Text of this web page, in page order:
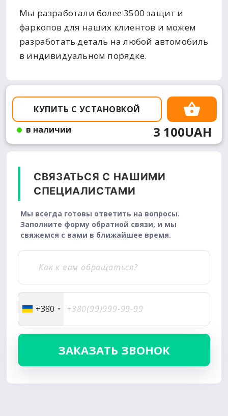
Мы разработали более 3500 защит и
фаркопов для наших клиентов и можем
разработать деталь на любой автомобиль
в индивидуальном порядке.
КУПИТЬ С УСТАНОВКОЙ
в наличии
3 100UAH
СВЯЗАТЬСЯ С НАШИМИ
СПЕЦИАЛИСТАМИ
Мы всегда готовы ответить на вопросы.
Заполните форму обратной связи, и мы
свяжемся с вами в ближайшее время.
+380